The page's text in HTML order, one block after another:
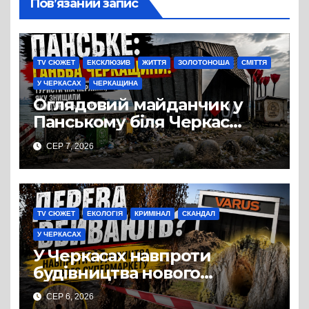
Пов’язаний запис
TV СЮЖЕТ ЕКСКЛЮЗИВ ЖИТТЯ ЗОЛОТОНОША СМІТТЯ
У ЧЕРКАСАХ ЧЕРКАЩИНА
Оглядовий майданчик у
Панському біля Черкас
перетворився на занедбане
сміттєзвалище
СЕР 7, 2026
TV СЮЖЕТ ЕКОЛОГІЯ КРИМІНАЛ СКАНДАЛ
У ЧЕРКАСАХ
У Черкасах навпроти
будівництва нового
супермаркету VARUS на
СЕР 6, 2026